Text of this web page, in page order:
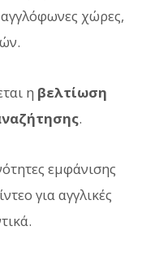
χώρες,
η βελτίωση
.
εμφάνισης
για αγγλικές